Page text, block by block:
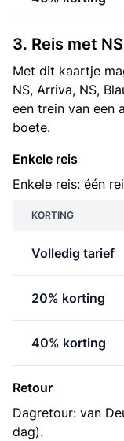
3. Reis met
Met dit kaartje
NS, Arriva, NS,
een trein van een
boete.
Enkele reis
Enkele reis: één
KORTING
Volledig tarief
20% korting
40% korting
Retour
Dagretour: van
dag).